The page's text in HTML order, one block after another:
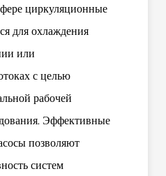
циркуляционные
для охлаждения
или
с целью
рабочей
Эффективные
позволяют
систем